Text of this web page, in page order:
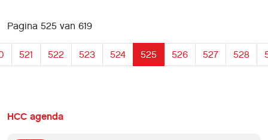
Pagina 525 van 619
521 522 523 524 525 526 527 528
HCC agenda